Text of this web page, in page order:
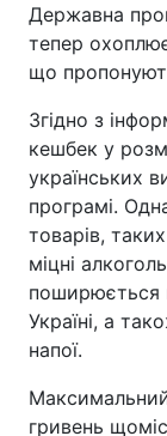
Державна
тепер
що
Згідно з
кешбек у
українських
програмі.
товарів,
міцні
поширюється
Україні, а
напої.
гривень